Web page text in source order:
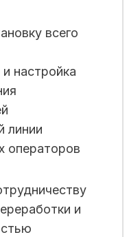
всего
настройка
линии
операторов
и